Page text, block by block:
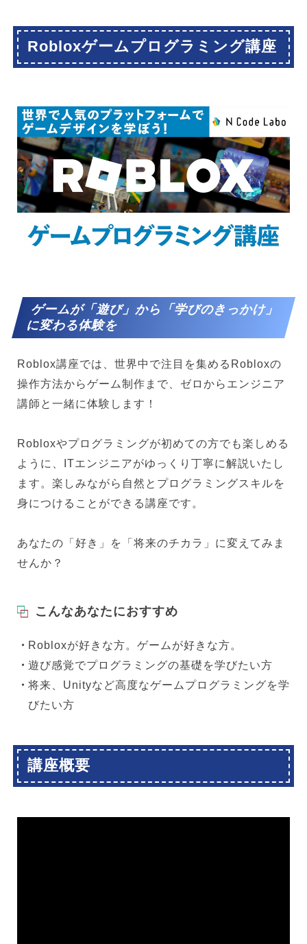
Robloxゲームプログラミング講座
ゲームが「遊び」から「学びのきっかけ」
に変わる体験を
Roblox講座では、世界中で注目を集めるRobloxの
操作方法からゲーム制作まで、ゼロからエンジニア
講師と一緒に体験します！
Robloxやプログラミングが初めての方でも楽しめる
ように、ITエンジニアがゆっくり丁寧に解説いたし
ます。楽しみながら自然とプログラミングスキルを
身につけることができる講座です。
あなたの「好き」を「将来のチカラ」に変えてみま
せんか？
こんなあなたにおすすめ
Robloxが好きな方。ゲームが好きな方。
遊び感覚でプログラミングの基礎を学びたい方
将来、Unityなど高度なゲームプログラミングを学
びたい方
講座概要